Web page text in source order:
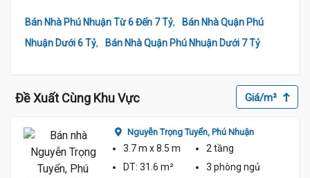
Bán Nhà Phú Nhuận Từ 6 Đến 7 Tỷ,
Bán Nhà Quận Phú
Nhuận Dưới 6 Tỷ, Bán Nhà Quận Phú Nhuận Dưới 7 Tỷ
Đề Xuất Cùng Khu Vực Giá/m²
Nguyễn Trọng Tuyển, Phú Nhuận
3.7 m x 8.5 m
2 tầng
DT: 31.6 m² 3 phòng ngủ